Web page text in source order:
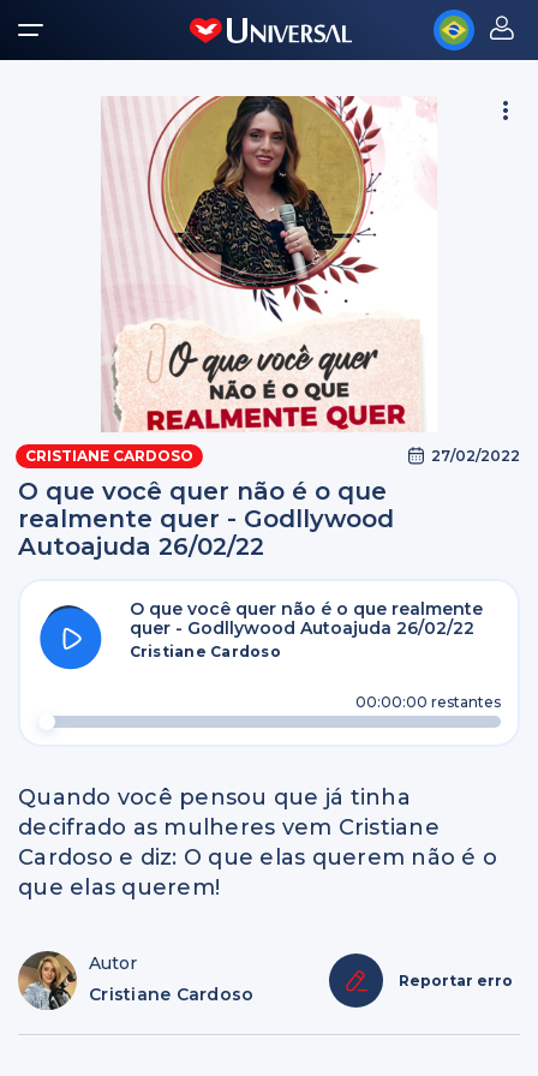
CRISTIANE CARDOSO 27/02/2022
O que você quer não é o que
realmente quer - Godllywood
Autoajuda 26/02/22
O que você quer não é o que realmente
quer - Godllywood Autoajuda 26/02/22
Cristiane Cardoso
00:00:00 restantes
Quando você pensou que já tinha
decifrado as mulheres vem Cristiane
Cardoso e diz: O que elas querem não é o
que elas querem!
Autor
Cristiane Cardoso
Reportar erro